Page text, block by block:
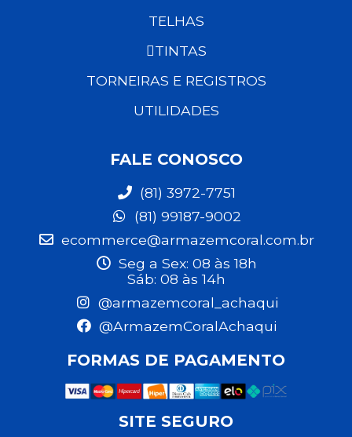
TELHAS
TINTAS
TORNEIRAS E REGISTROS
UTILIDADES
FALE CONOSCO
(81) 3972-7751
(81) 99187-9002
ecommerce@armazemcoral.com.br
Seg a Sex: 08 às 18h
Sáb: 08 às 14h
@armazemcoral_achaqui
@ArmazemCoralAchaqui
FORMAS DE PAGAMENTO
SITE SEGURO